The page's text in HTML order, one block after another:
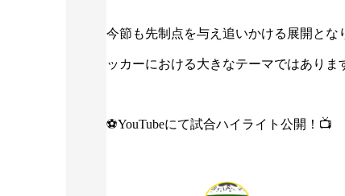
今節も先制点を与え追いかける展開と
ッカーにおける大きなテーマではありま
⚽YouTubeにて試合ハイライト公開！📺